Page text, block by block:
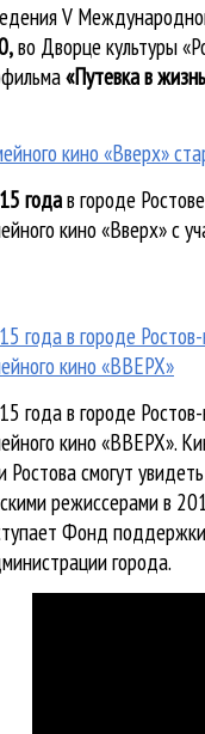
V
во Дворце культуры
«Путевка в
кино «Вверх»
годав городе
кино «Вверх» с
года в городе
кино «ВВЕРХ»
года в городе
кино «ВВЕРХ».
Ростова смогут
режиссерами в
Фонд
города.